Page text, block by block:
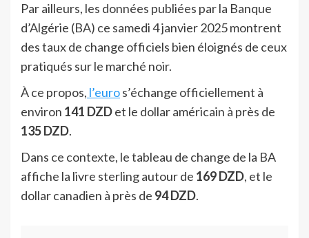
Par ailleurs, les données publiées par la Banque
d’Algérie (BA) ce samedi 4 janvier 2025 montrent
des taux de change officiels bien éloignés de ceux
pratiqués sur le marché noir.
À ce propos, l’euros’échange officiellement à
environ 141 DZDet le dollar américain à près de
135 DZD.
Dans ce contexte, le tableau de change de la BA
affiche la livre sterling autour de 169 DZD, et le
dollar canadien à près de 94 DZD.